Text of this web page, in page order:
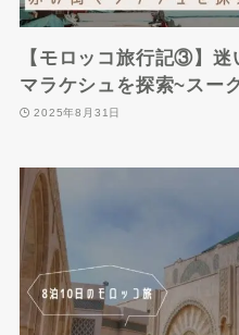
【モロッコ旅行記③】
マラケシュを探索~スー
2025年8月31日